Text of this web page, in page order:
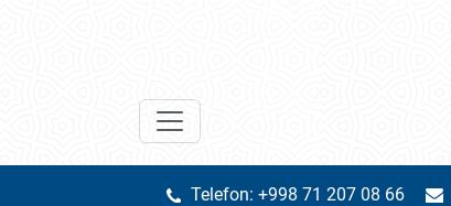
Telefon: +998 71 207 08 66